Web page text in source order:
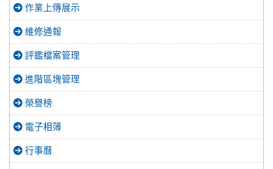
作業上傳展示
維修通報
評鑑檔案管理
進階區塊管理
榮譽榜
電子相簿
行事曆